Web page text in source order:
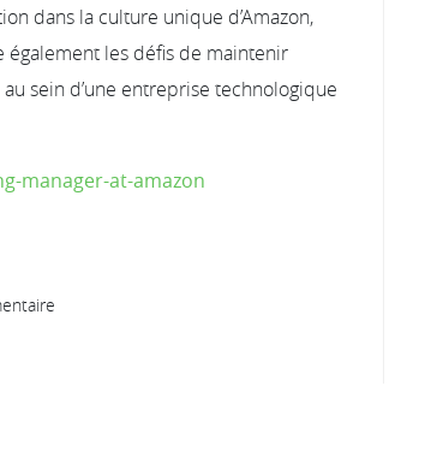
dans la culture unique d’Amazon,
les défis de maintenir
sein d’une entreprise technologique
manager-at-amazon